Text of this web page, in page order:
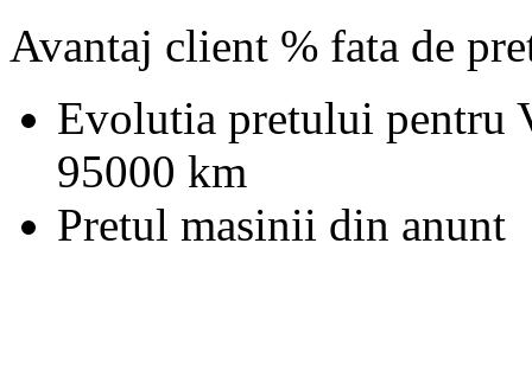
Avantaj client % fata de
Evolutia pretului pentru
95000 km
Pretul masinii din anunt